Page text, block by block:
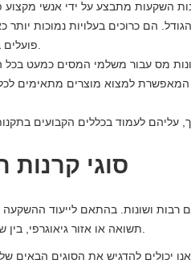
הם כרוכים בעלויות נמוכות יותר
המאפשרת למצוא מוצרים מתאימים
סוגי
רבות ושונות. בהתאם לייעוד ההשקעה